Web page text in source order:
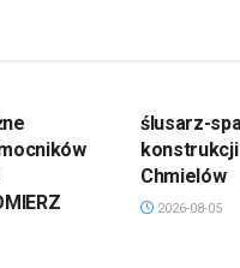
ślusarz-
Chmielów
2026-08-05